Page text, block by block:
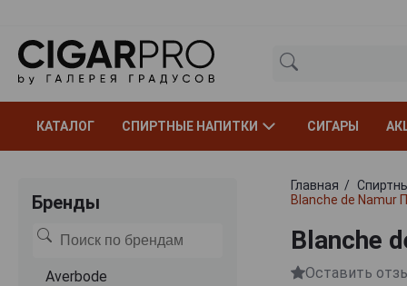
КАТАЛОГ СПИРТНЫЕ НАПИТКИ СИГАРЫ
Бренды
Averbode
Главная
Blanche de Namur
Blanche
Оставить